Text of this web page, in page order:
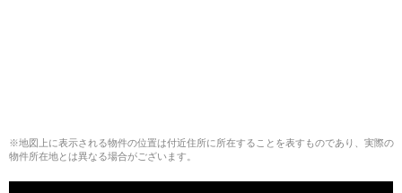
※地図上に表示される物件の位置は付近住所に所在することを表すものであり、実際の
物件所在地とは異なる場合がございます。